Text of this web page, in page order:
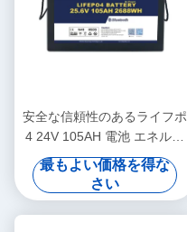
安全な信頼性のあるライフポ
4 24V 105AH 電池 エネルギ
ー貯蔵 太陽光発電システム
海上
最もよい価格を得な
さい